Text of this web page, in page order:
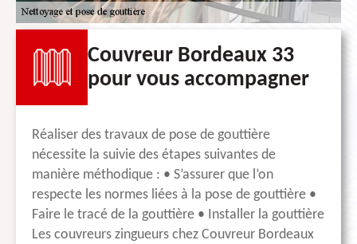
Couvreur Bordeaux 33
pour vous accompagner
Réaliser des travaux de pose de gouttière
nécessite la suivie des étapes suivantes de
manière méthodique : • S’assurer que l’on
respecte les normes liées à la pose de gouttière •
Faire le tracé de la gouttière • Installer la gouttière
Les couvreurs zingueurs chez Couvreur Bordeaux